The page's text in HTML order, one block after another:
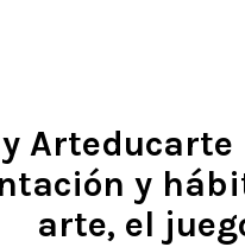
y
y
arte, el